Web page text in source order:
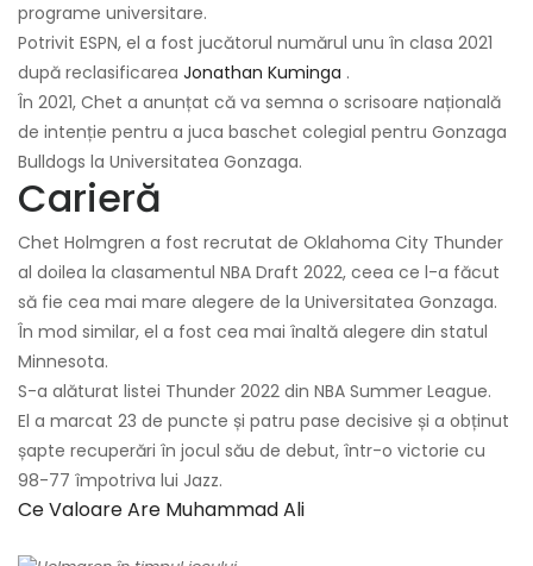
programe universitare.
Potrivit ESPN, el a fost jucătorul numărul unu în clasa 2021
după reclasificarea Jonathan Kuminga .
În 2021, Chet a anunțat că va semna o scrisoare națională
de intenție pentru a juca baschet colegial pentru Gonzaga
Bulldogs la Universitatea Gonzaga.
Carieră
Chet Holmgren a fost recrutat de Oklahoma City Thunder
al doilea la clasamentul NBA Draft 2022, ceea ce l-a făcut
să fie cea mai mare alegere de la Universitatea Gonzaga.
În mod similar, el a fost cea mai înaltă alegere din statul
Minnesota.
S-a alăturat listei Thunder 2022 din NBA Summer League.
El a marcat 23 de puncte și patru pase decisive și a obținut
șapte recuperări în jocul său de debut, într-o victorie cu
98-77 împotriva lui Jazz.
Ce Valoare Are Muhammad Ali